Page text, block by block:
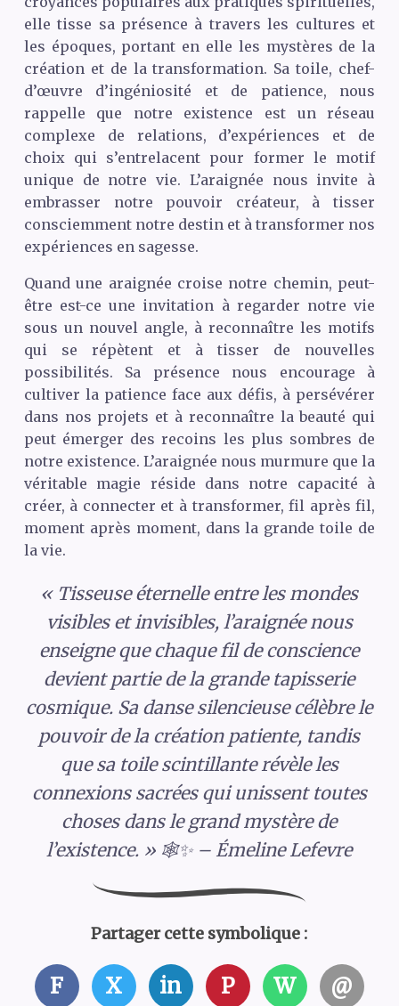
elle tisse sa présence à travers les cultures et
les époques, portant en elle les mystères de la
création et de la transformation. Sa toile, chef-
d’œuvre d’ingéniosité et de patience, nous
rappelle que notre existence est un réseau
complexe de relations, d’expériences et de
choix qui s’entrelacent pour former le motif
unique de notre vie. L’araignée nous invite à
embrasser notre pouvoir créateur, à tisser
consciemment notre destin et à transformer nos
expériences en sagesse.
Quand une araignée croise notre chemin, peut-
être est-ce une invitation à regarder notre vie
sous un nouvel angle, à reconnaître les motifs
qui se répètent et à tisser de nouvelles
possibilités. Sa présence nous encourage à
cultiver la patience face aux défis, à persévérer
dans nos projets et à reconnaître la beauté qui
peut émerger des recoins les plus sombres de
notre existence. L’araignée nous murmure que la
véritable magie réside dans notre capacité à
créer, à connecter et à transformer, fil après fil,
moment après moment, dans la grande toile de
la vie.
« Tisseuse éternelle entre les mondes
visibles et invisibles, l’araignée nous
enseigne que chaque fil de conscience
devient partie de la grande tapisserie
cosmique. Sa danse silencieuse célèbre le
pouvoir de la création patiente, tandis
que sa toile scintillante révèle les
connexions sacrées qui unissent toutes
choses dans le grand mystère de
l’existence. » 🕸️✨ – Émeline Lefevre
Partager cette symbolique :
F X in P W @